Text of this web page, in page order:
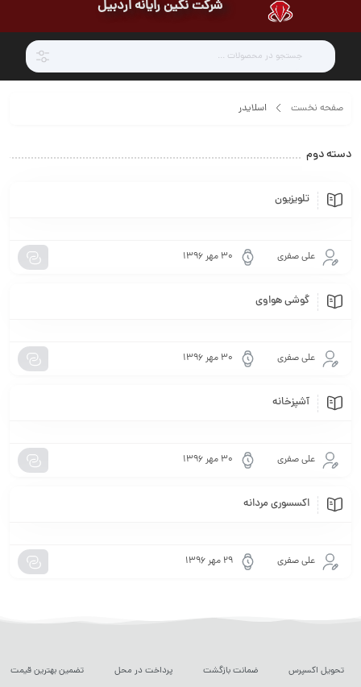
شرکت نگین رایانه اردبیل
صفحه نخست اسلایدر
دسته دوم
تلویزیون
علی صفری ۳۰ مهر ۱۳۹۶
گوشی هواوی
علی صفری ۳۰ مهر ۱۳۹۶
آشپزخانه
علی صفری ۳۰ مهر ۱۳۹۶
اکسسوری مردانه
علی صفری ۲۹ مهر ۱۳۹۶
تحویل اکسپرس ضمانت بازگشت پرداخت در محل تضمین بهترین قیمت